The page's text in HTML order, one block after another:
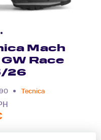
Mach
Race
26
Tecnica